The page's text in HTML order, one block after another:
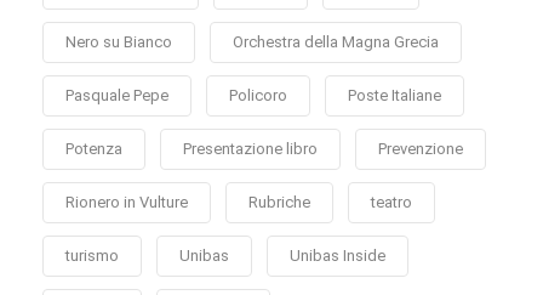
Nero su Bianco Orchestra della Magna Grecia
Pasquale Pepe Policoro Poste Italiane
Potenza Presentazione libro Prevenzione
Rionero in Vulture Rubriche teatro
turismo Unibas Unibas Inside